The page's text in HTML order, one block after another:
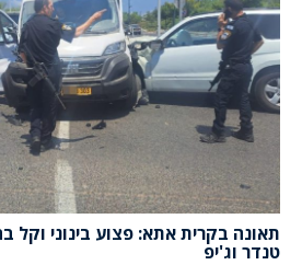
תאונה בקרית אתא: פצוע בינוני וקל
טנדר וג'יפ